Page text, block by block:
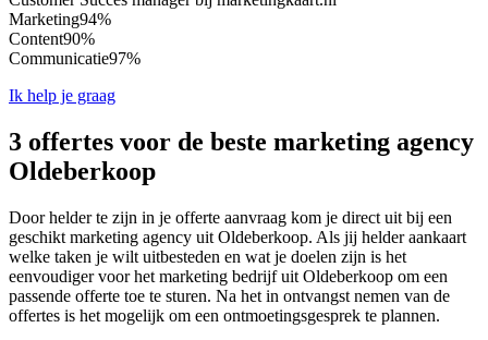
Marketing94%
Content90%
Communicatie97%
Ik help je graag
3 offertes voor de beste marketing agency
Oldeberkoop
Door helder te zijn in je offerte aanvraag kom je direct uit bij een
geschikt marketing agency uit Oldeberkoop. Als jij helder aankaart
welke taken je wilt uitbesteden en wat je doelen zijn is het
eenvoudiger voor het marketing bedrijf uit Oldeberkoop om een
passende offerte toe te sturen. Na het in ontvangst nemen van de
offertes is het mogelijk om een ontmoetingsgesprek te plannen.